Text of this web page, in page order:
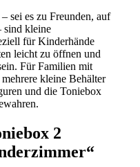
sei es zu Freunden, auf
sind kleine
für Kinderhände
leicht zu öffnen und
Für Familien mit
kleine Behälter
und die Toniebox
2